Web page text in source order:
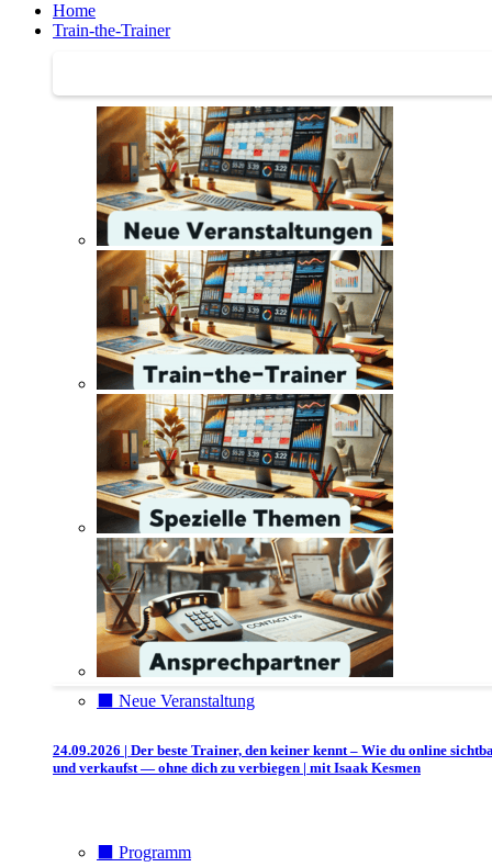
Home
Train-the-Trainer
⬛️ Neue Veranstaltung
24.09.2026 | Der beste Trainer, den keiner kennt – Wie du online
und verkaufst — ohne dich zu verbiegen | mit Isaak Kesmen
⬛️ Programm